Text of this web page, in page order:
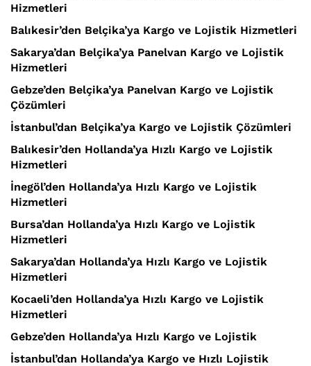
Hizmetleri
Balıkesir’den Belçika’ya Kargo ve Lojistik Hizmetleri
Sakarya’dan Belçika’ya Panelvan Kargo ve Lojistik
Hizmetleri
Gebze’den Belçika’ya Panelvan Kargo ve Lojistik
Çözümleri
İstanbul’dan Belçika’ya Kargo ve Lojistik Çözümleri
Balıkesir’den Hollanda’ya Hızlı Kargo ve Lojistik
Hizmetleri
İnegöl’den Hollanda’ya Hızlı Kargo ve Lojistik
Hizmetleri
Bursa’dan Hollanda’ya Hızlı Kargo ve Lojistik
Hizmetleri
Sakarya’dan Hollanda’ya Hızlı Kargo ve Lojistik
Hizmetleri
Kocaeli’den Hollanda’ya Hızlı Kargo ve Lojistik
Hizmetleri
Gebze’den Hollanda’ya Hızlı Kargo ve Lojistik
İstanbul’dan Hollanda’ya Kargo ve Hızlı Lojistik